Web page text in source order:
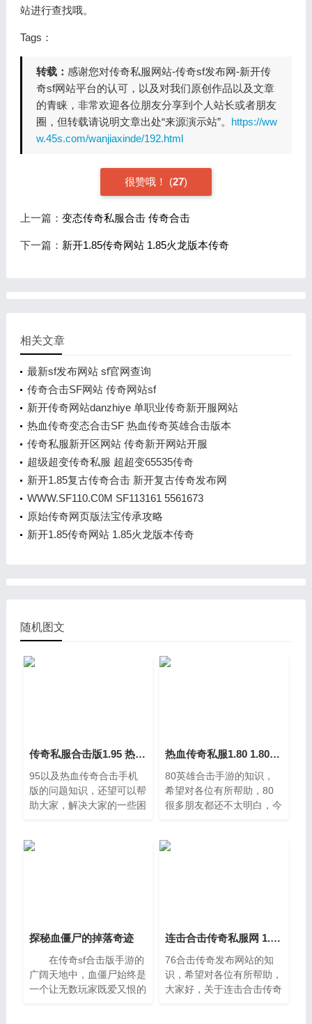
站进行查找哦。
Tags：
转载： 感谢您对传奇私服网站-传奇sf发布网-新开传
奇sf网站平台的认可，以及对我们原创作品以及文章
的青睐，非常欢迎各位朋友分享到个人站长或者朋友
圈，但转载请说明文章出处“来源演示站”。 https://ww
w.45s.com/wanjiaxinde/192.html
很赞哦！ (27)
上一篇： 变态传奇私服合击 传奇合击
下一篇： 新开1.85传奇网站 1.85火龙版本传奇
相关文章
最新sf发布网站 sf官网查询
传奇合击SF网站 传奇网站sf
新开传奇网站danzhiye 单职业传奇新开服网站
热血传奇变态合击SF 热血传奇英雄合击版本
传奇私服新开区网站 传奇新开网站开服
超级超变传奇私服 超超变65535传奇
新开1.85复古传奇合击 新开复古传奇发布网
WWW.SF110.C0M SF113161 5561673
原始传奇网页版法宝传承攻略
新开1.85传奇网站 1.85火龙版本传奇
随机图文
传奇私服合击版1.95 热血传奇合击手机版
95以及热血传奇合击手机
版的问题知识，还望可以帮
助大家，解决大家的一些困
此呢，今天就来为大家分享
热血传奇私服1.80 1.80英雄合击手游
80英雄合击手游的知识，
希望对各位有所帮助，80
很多朋友都还不太明白，今
私服1。一、06年的传奇私
探秘血僵尸的掉落奇迹
在传奇sf合击版手游的
广阔天地中，血僵尸始终是
一个让无数玩家既爱又恨的
连击合击传奇私服网 1.76合击传奇发布网站
76合击传奇发布网站的知
识，希望对各位有所帮助，
大家好，关于连击合击传奇